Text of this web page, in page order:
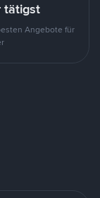
tätigst
Angebote für